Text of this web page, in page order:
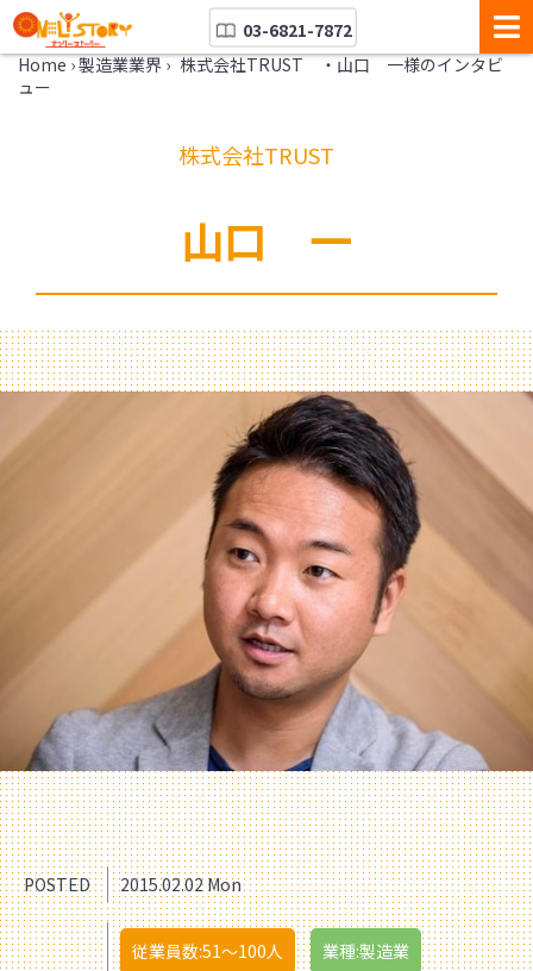
03-6821-7872
Home ›製造業業界 › 株式会社TRUST ・山口 一様のインタビ
ュー
株式会社TRUST
山口 一
POSTED 2015.02.02 Mon
従業員数:51〜100人 業種:製造業